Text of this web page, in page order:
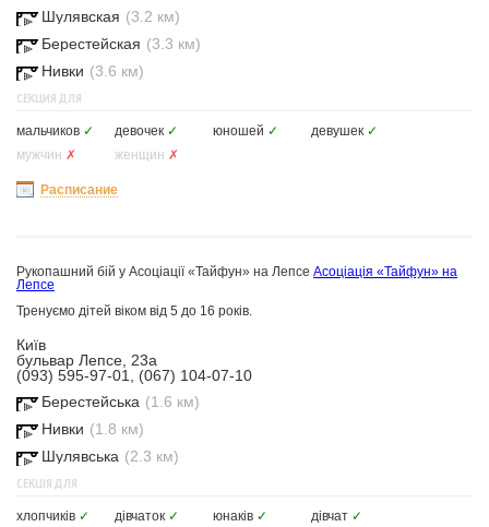
Шулявская (3.2 км)
Берестейская (3.3 км)
Нивки (3.6 км)
СЕКЦИЯ ДЛЯ
мальчиков ✓ девочек ✓ юношей ✓ девушек ✓
мужчин ✗ женщин ✗
Расписание
Рукопашний бій у Асоціації «Тайфун» на Лепсе Асоціація «Тайфун» на
Лепсе
Тренуємо дітей віком від 5 до 16 років.
Київ
бульвар Лепсе, 23а
(093) 595-97-01, (067) 104-07-10
Берестейська (1.6 км)
Нивки (1.8 км)
Шулявська (2.3 км)
СЕКЦІЯ ДЛЯ
хлопчиків ✓ дівчаток ✓ юнаків ✓ дівчат ✓